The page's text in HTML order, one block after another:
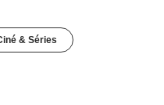
& Séries